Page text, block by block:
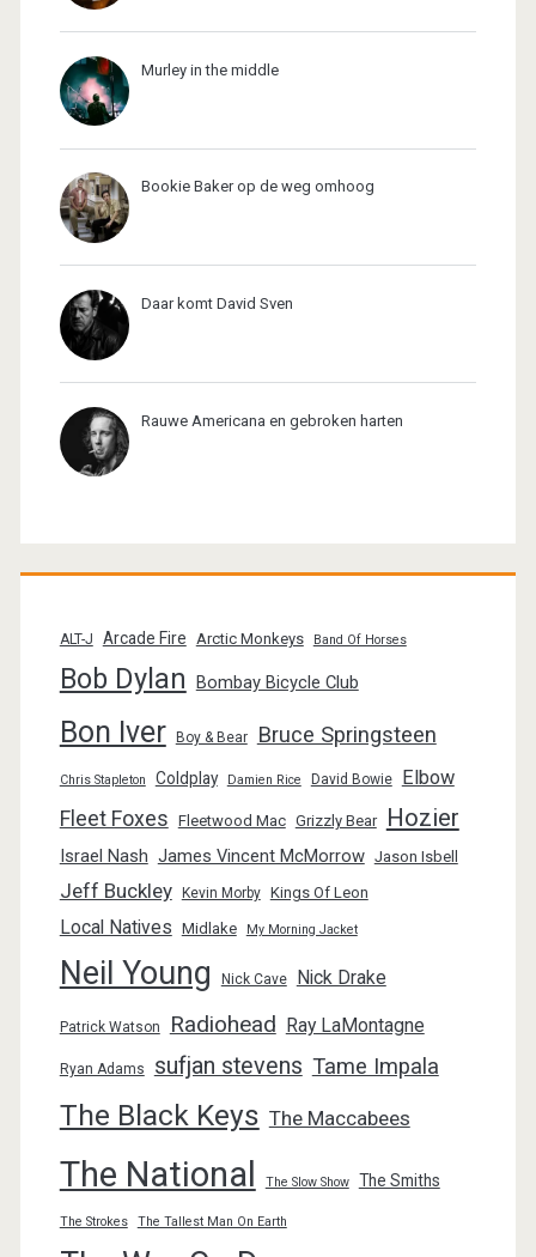
Murley in the middle
Bookie Baker op de weg omhoog
Daar komt David Sven
Rauwe Americana en gebroken harten
ALT-J Arcade Fire Arctic Monkeys Band Of Horses
Bob Dylan Bombay Bicycle Club
Bon Iver Boy & Bear Bruce Springsteen
Chris Stapleton Coldplay Damien Rice David Bowie Elbow
Fleet Foxes Fleetwood Mac Grizzly Bear Hozier
Israel Nash James Vincent McMorrow Jason Isbell
Jeff Buckley Kevin Morby Kings Of Leon
Local Natives Midlake My Morning Jacket
Neil Young Nick Cave Nick Drake
Patrick Watson Radiohead Ray LaMontagne
Ryan Adams sufjan stevens Tame Impala
The Black Keys The Maccabees
The National The Slow Show The Smiths
The Strokes The Tallest Man On Earth